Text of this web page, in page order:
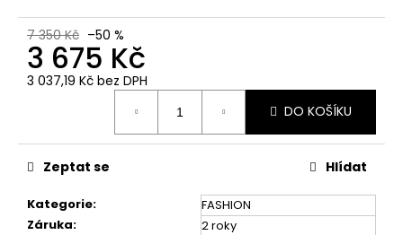
7 350 Kč –50 %
3 675 Kč
3 037,19 Kč bez DPH
DO KOŠÍKU
Kategorie:
FASHION
Záruka:
2 roky
Zeptat se Hlídat